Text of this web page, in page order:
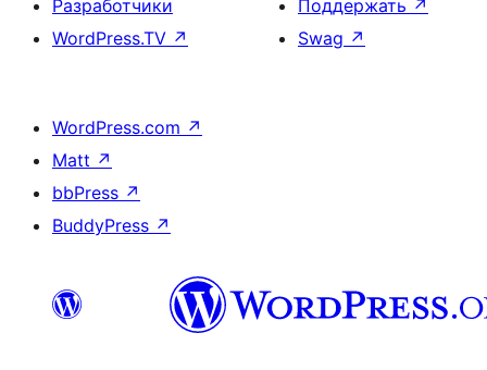
Разработчики
WordPress.TV ↗
Поддержать ↗
Swag ↗
WordPress.com ↗
Matt ↗
bbPress ↗
BuddyPress ↗